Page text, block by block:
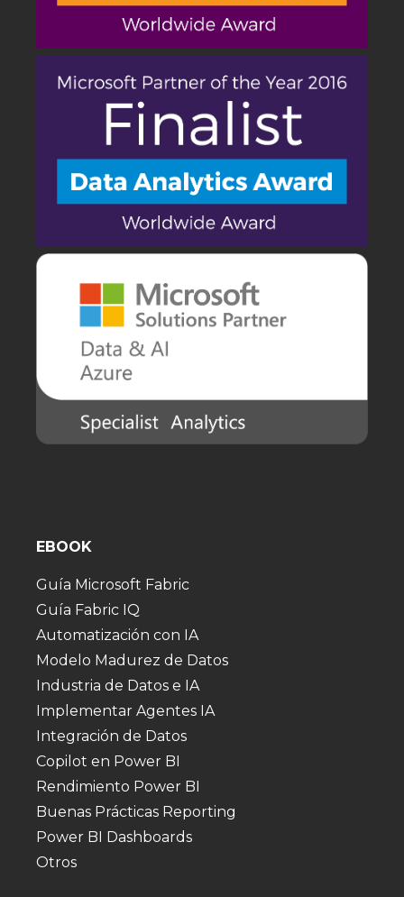
EBOOK
Guía Microsoft Fabric
Guía Fabric IQ
Automatización con IA
Modelo Madurez de Datos
Industria de Datos e IA
Implementar Agentes IA
Integración de Datos
Copilot en Power BI
Rendimiento Power BI
Buenas Prácticas Reporting
Power BI Dashboards
Otros